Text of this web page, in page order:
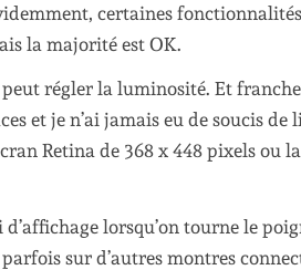
certaines
la majorité est OK.
régler la luminosité. Et
et je n’ai jamais eu de soucis de
Retina de 368 x 448 pixels ou la
lorsqu’on tourne le
sur d’autres montres